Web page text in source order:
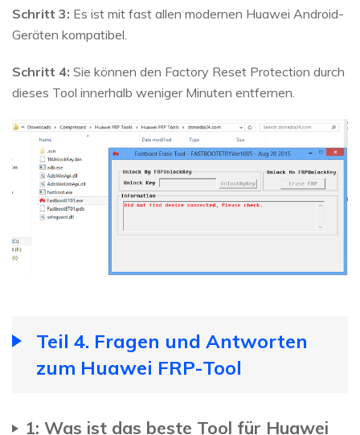
Schritt 3: Es ist mit fast allen modernen Huawei Android-
Geräten kompatibel.
Schritt 4: Sie können den Factory Reset Protection durch
dieses Tool innerhalb weniger Minuten entfernen.
Teil 4. Fragen und Antworten
zum Huawei FRP-Tool
1: Was ist das beste Tool für Huawei